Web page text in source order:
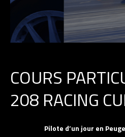
COURS
208 RACING
Pilote d’un jour en